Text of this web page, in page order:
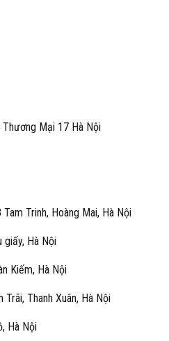
Mại 17 Hà Nội
Trinh, Hoàng Mai, Hà Nội
giấy, Hà Nội
Kiếm, Hà Nội
Thanh Xuân, Hà Nội
Hà Nội